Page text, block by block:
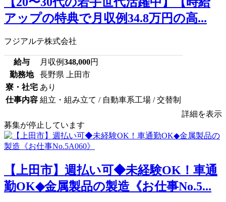
アップの特典で月収例34.8万円の高...
フジアルテ株式会社
給与 月収例348,000円
勤務地
長野県 上田市
寮・社宅 あり
仕事内容 組立・組み立て / 自動車系工場 / 交替制
詳細を表示
募集が停止しています
【上田市】週払い可◆未経験OK！車通
勤OK◆金属製品の製造《お仕事No.5...